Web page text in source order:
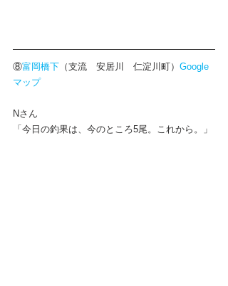
⑧富岡橋下 （支流　安居川　仁淀川町） Google
マップ
Nさん
「今日の釣果は、今のところ5尾。これから。」